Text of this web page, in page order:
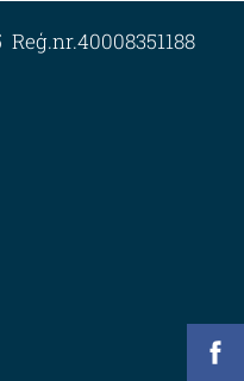
Reģ.nr.40008351188